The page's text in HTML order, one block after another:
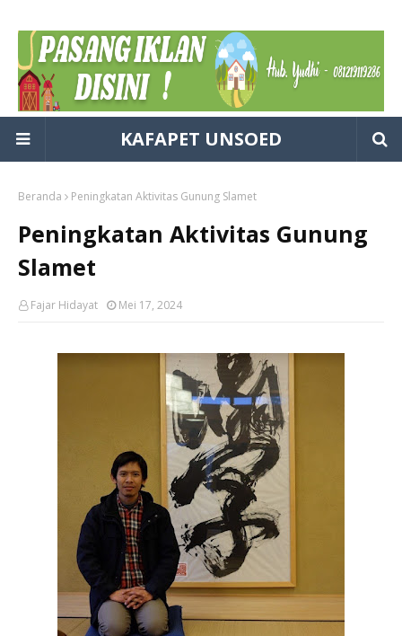
KAFAPET UNSOED
Beranda Peningkatan Aktivitas Gunung Slamet
Peningkatan Aktivitas Gunung
Slamet
Fajar Hidayat Mei 17, 2024